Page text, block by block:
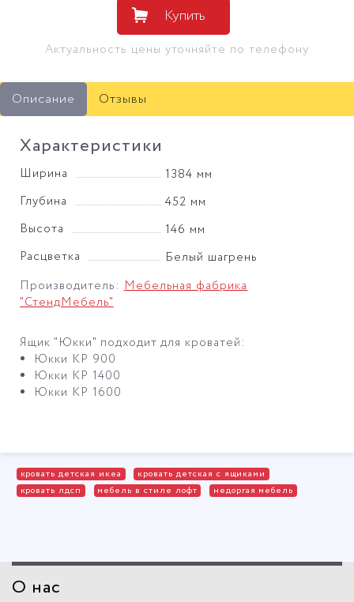
Купить
Актуальность цены уточняйте по телефону
Описание Отзывы
Характеристики
Ширина
1384 мм
Глубина
452 мм
Высота
146 мм
Расцветка
Белый шагрень
Производитель:Мебельная фабрика
"СтендМебель"
Ящик "Юкки" подходит для кроватей:
Юкки КР 900
Юкки КР 1400
Юкки КР 1600
кровать детская икеа
кровать детская с ящиками
кровать лдсп
мебель в стиле лофт недоргая мебель
О нас